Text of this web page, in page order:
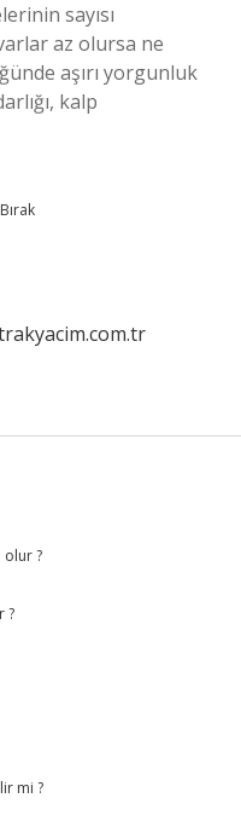
sayısı
az olursa ne
aşırı yorgunluk
kalp
olur ?
?
mi ?